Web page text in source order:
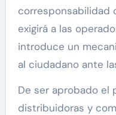
corresponsabilidad
exigirá a las
introduce un
al ciudadano ante
De ser aprobado el
distribuidoras y